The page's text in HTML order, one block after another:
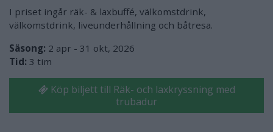
I priset ingår räk- & laxbuffé, välkomstdrink,
välkomstdrink, liveunderhållning och båtresa.
Säsong: 2 apr - 31 okt, 2026
Tid: 3 tim
Köp biljett till Räk- och laxkryssning med
trubadur